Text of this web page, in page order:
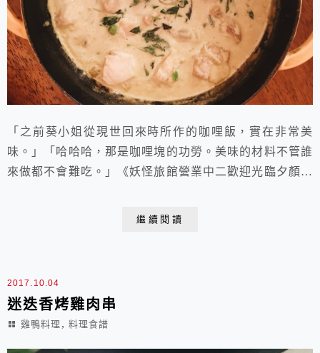
「之前葵小姐從現世回來時所作的咖哩飯，實在非常美
味。」「哈哈哈，那是咖哩塊的功勞。美味的材料不管誰
來做都不會難吃。」《妖怪旅館營業中二歡迎光臨夕顏小
繼續閱讀
2017.10.04
迷迭香烤雞肉串
雞鴨料理 , 料理食譜